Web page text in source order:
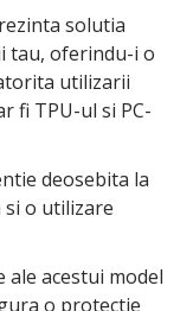
solutia
tau, oferindu-i o
utilizarii
fi TPU-ul si PC-
deosebita la
o utilizare
ale acestui model
o protectie